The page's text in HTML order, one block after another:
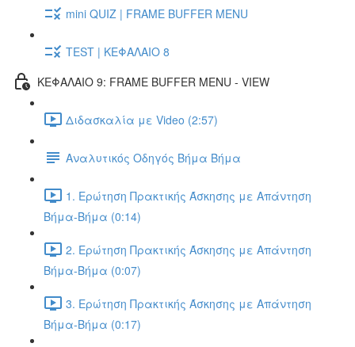
mini QUIZ | FRAME BUFFER MENU
TEST | ΚΕΦΑΛΑΙΟ 8
ΚΕΦΑΛΑΙΟ 9: FRAME BUFFER MENU - VIEW
Διδασκαλία με Video (2:57)
Αναλυτικός Οδηγός Βήμα Βήμα
1. Ερώτηση Πρακτικής Άσκησης με Απάντηση
Βήμα-Βήμα (0:14)
2. Ερώτηση Πρακτικής Άσκησης με Απάντηση
Βήμα-Βήμα (0:07)
3. Ερώτηση Πρακτικής Άσκησης με Απάντηση
Βήμα-Βήμα (0:17)